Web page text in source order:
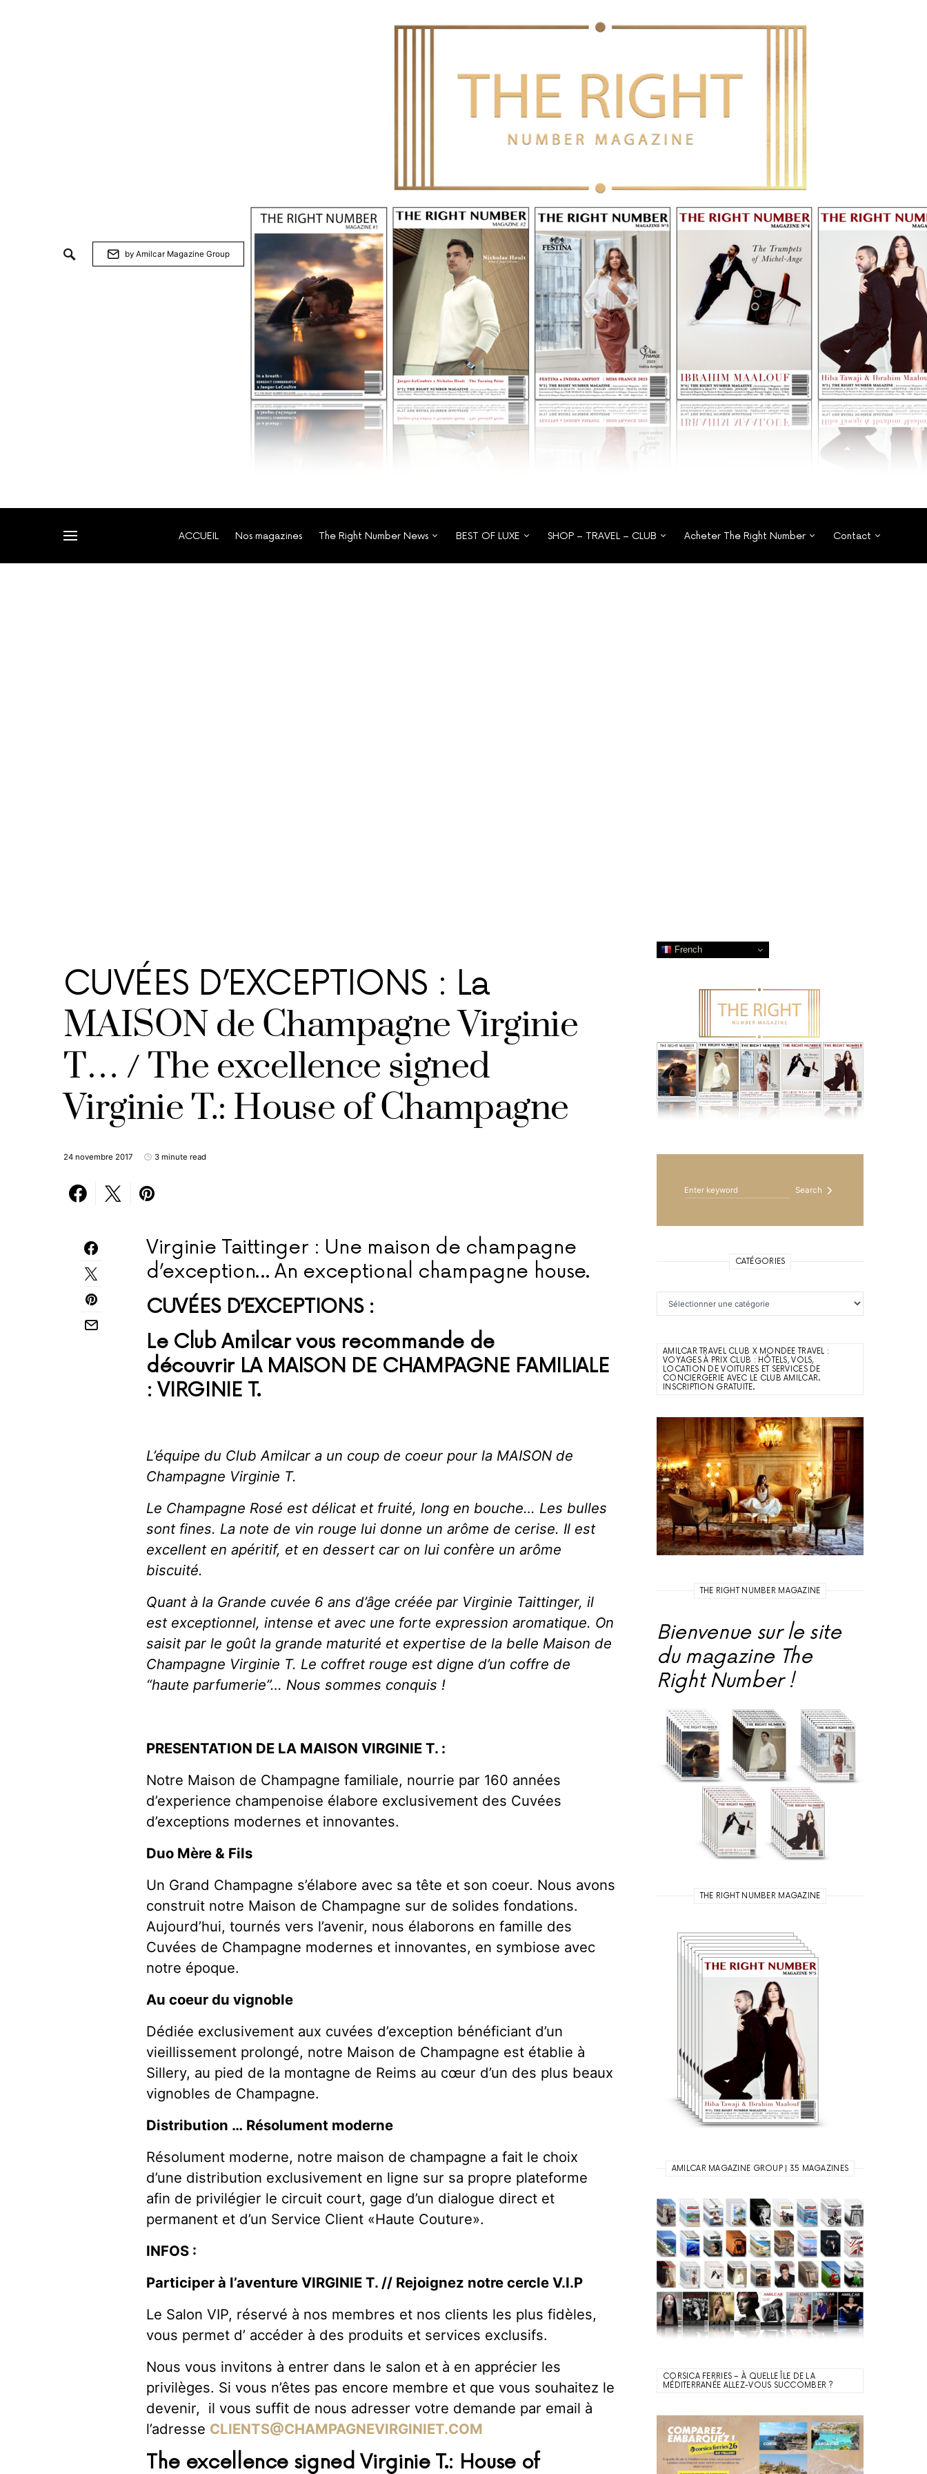
by Amilcar Magazine Group
ACCUEIL Nos magazines The Right Number News BEST OF LUXE SHOP – TRAVEL – CLUB Acheter The Right Number Contact
CUVÉES D’EXCEPTIONS : La
MAISON de Champagne Virginie
T… / The excellence signed
Virginie T.: House of Champagne
24 novembre 2017 3 minute read
Virginie Taittinger : Une maison de champagne
d’exception… An exceptional champagne house.
CUVÉES D’EXCEPTIONS :
Le Club Amilcar vous recommande de
découvrir LA MAISON DE CHAMPAGNE FAMILIALE
: VIRGINIE T.
L’équipe du Club Amilcar a un coup de coeur pour la MAISON de
Champagne Virginie T.
Le Champagne Rosé est délicat et fruité, long en bouche… Les bulles
sont fines. La note de vin rouge lui donne un arôme de cerise. Il est
excellent en apéritif, et en dessert car on lui confère un arôme
biscuité.
Quant à la Grande cuvée 6 ans d’âge créée par Virginie Taittinger, il
est exceptionnel, intense et avec une forte expression aromatique. On
saisit par le goût la grande maturité et expertise de la belle Maison de
Champagne Virginie T. Le coffret rouge est digne d’un coffre de
“haute parfumerie”… Nous sommes conquis !
PRESENTATION DE LA MAISON VIRGINIE T. :
Notre Maison de Champagne familiale, nourrie par 160 années
d’experience champenoise élabore exclusivement des Cuvées
d’exceptions modernes et innovantes.
Duo Mère & Fils
Un Grand Champagne s’élabore avec sa tête et son coeur. Nous avons
construit notre Maison de Champagne sur de solides fondations.
Aujourd’hui, tournés vers l’avenir, nous élaborons en famille des
Cuvées de Champagne modernes et innovantes, en symbiose avec
notre époque.
Au coeur du vignoble
Dédiée exclusivement aux cuvées d’exception bénéficiant d’un
vieillissement prolongé, notre Maison de Champagne est établie à
Sillery, au pied de la montagne de Reims au cœur d’un des plus beaux
vignobles de Champagne.
Distribution … Résolument moderne
Résolument moderne, notre maison de champagne a fait le choix
d’une distribution exclusivement en ligne sur sa propre plateforme
afin de privilégier le circuit court, gage d’un dialogue direct et
permanent et d’un Service Client «Haute Couture».
INFOS :
Participer à l’aventure VIRGINIE T. // Rejoignez notre cercle V.I.P
Le Salon VIP, réservé à nos membres et nos clients les plus fidèles,
vous permet d’ accéder à des produits et services exclusifs.
Nous vous invitons à entrer dans le salon et à en apprécier les
privilèges. Si vous n’êtes pas encore membre et que vous souhaitez le
devenir, il vous suffit de nous adresser votre demande par email à
l’adresse CLIENTS@CHAMPAGNEVIRGINIET.COM
The excellence signed Virginie T.: House of
French
Search
CATÉGORIES
AMILCAR TRAVEL CLUB X MONDEE TRAVEL :
VOYAGES À PRIX CLUB : HÔTELS, VOLS,
LOCATION DE VOITURES ET SERVICES DE
CONCIERGERIE AVEC LE CLUB AMILCAR.
INSCRIPTION GRATUITE.
THE RIGHT NUMBER MAGAZINE
Bienvenue sur le site
du magazine The
Right Number !
THE RIGHT NUMBER MAGAZINE
AMILCAR MAGAZINE GROUP | 35 MAGAZINES
CORSICA FERRIES – À QUELLE ÎLE DE LA
MÉDITERRANÉE ALLEZ-VOUS SUCCOMBER ?